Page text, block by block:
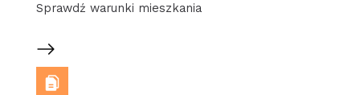
Sprawdź warunki mieszkania